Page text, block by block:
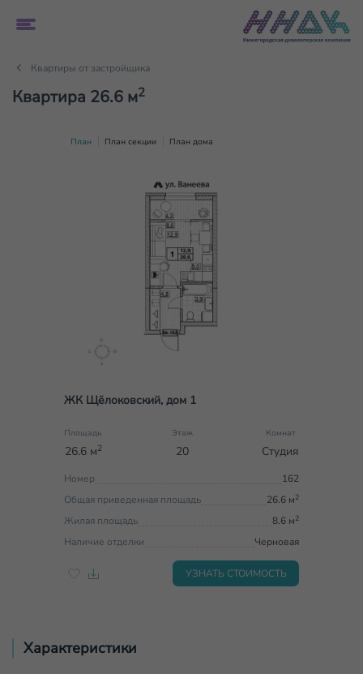
Квартиры от застройщика
Квартира 26.6 м2
План План секции План дома
ЖК Щёлоковский, дом 1
Площадь
26.6 м2
Этаж
20
Комнат
Студия
Номер
162
Общая приведенная площадь
26.6 м2
Жилая площадь 8.6 м2
Наличие отделки Черновая
УЗНАТЬ СТОИМОСТЬ
Характеристики